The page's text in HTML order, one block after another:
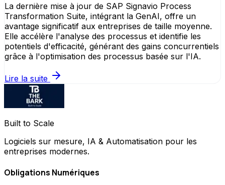
La dernière mise à jour de SAP Signavio Process
Transformation Suite, intégrant la GenAI, offre un
avantage significatif aux entreprises de taille moyenne.
Elle accélère l'analyse des processus et identifie les
potentiels d'efficacité, générant des gains concurrentiels
grâce à l'optimisation des processus basée sur l'IA.
Lire la suite
Built to Scale
Logiciels sur mesure, IA & Automatisation pour les
entreprises modernes.
Obligations Numériques